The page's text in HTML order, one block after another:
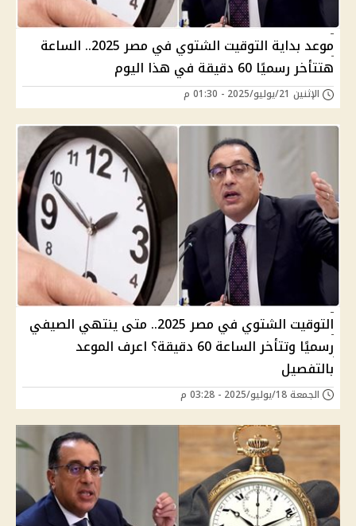
موعد بداية التوقيت الشتوي في مصر 2025.. الساعة
هتتأخر رسميًا 60 دقيقة في هذا اليوم
الإثنين 21/يوليو/2025 - 01:30 م
التوقيت الشتوي في مصر 2025.. متى ينتهي الصيفي
رسميًا وتتأخر الساعة 60 دقيقة؟ اعرف الموعد
بالتفصيل
الجمعة 18/يوليو/2025 - 03:28 م